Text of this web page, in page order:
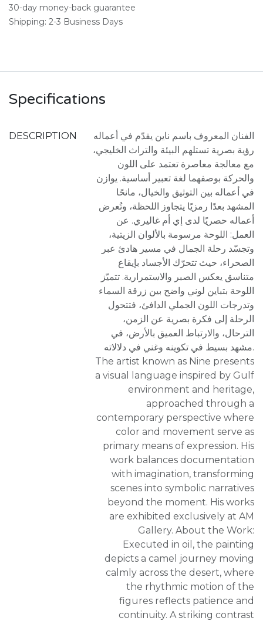
30-day money-back guarantee
Shipping: 2-3 Business Days
Specifications
DESCRIPTION
الفنان المعروف باسم ناين يقدّم في أعماله
رؤية بصرية تستلهم البيئة والتراث الخليجي،
مع معالجة معاصرة تعتمد على اللون
والحركة بوصفهما لغة تعبير أساسية. يوازن
في أعماله بين التوثيق والخيال، مانحًا
المشهد بعدًا رمزيًا يتجاوز اللحظة، وتُعرض
أعماله حصريًا لدى إي أم غاليري. عن
العمل: اللوحة مرسومة بالألوان الزيتية،
وتجسّد رحلة الجمال في مسير هادئ عبر
الصحراء، حيث تتحرّك الأجساد بإيقاع
متناسق يعكس الصبر والاستمرارية. تتميّز
اللوحة بتباين لوني واضح بين زرقة السماء
وتدرجات اللون الجملي الدافئ، فتتحول
الرحلة إلى فكرة بصرية عن الزمن،
الترحال، والارتباط العميق بالأرض، في
مشهد بسيط في تكوينه وغني في دلالاته.
The artist known as Nine presents
a visual language inspired by Gulf
environment and heritage,
approached through a
contemporary perspective where
color and movement serve as
primary means of expression. His
work balances documentation
with imagination, transforming
scenes into symbolic narratives
beyond the moment. His works
are exhibited exclusively at AM
Gallery. About the Work:
Executed in oil, the painting
depicts a camel journey moving
calmly across the desert, where
the rhythmic motion of the
figures reflects patience and
continuity. A striking contrast